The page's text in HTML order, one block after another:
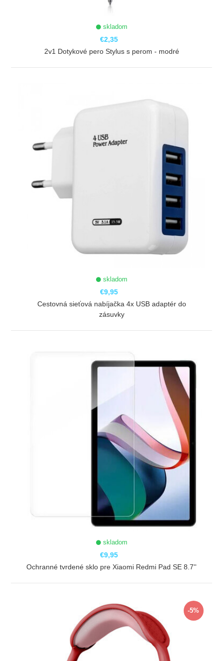
skladom
€2,35
2v1 Dotykové pero Stylus s perom - modré
skladom
€9,95
Cestovná sieťová nabíjačka 4x USB adaptér do
zásuvky
skladom
€9,95
Ochranné tvrdené sklo pre Xiaomi Redmi Pad SE 8.7''
-5%